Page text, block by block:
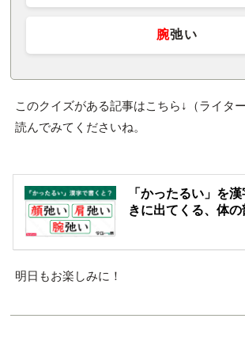
腕弛い
このクイズがある記事はこちら↓（ライター
読んでみてくださいね。
「かったるい」を
きに出てくる、体の
明日もお楽しみに！